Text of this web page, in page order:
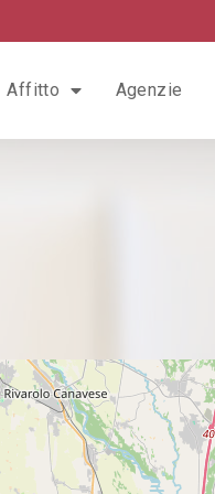
Affitto Agenzie